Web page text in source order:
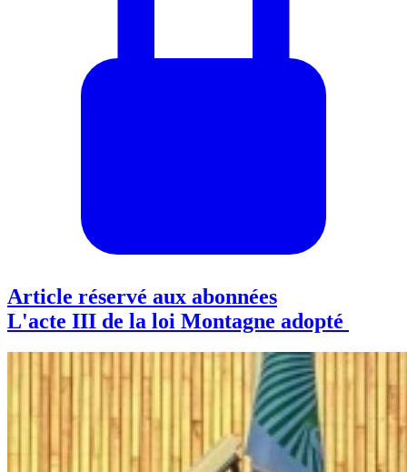
Article réservé aux abonnées
L'acte III de la loi Montagne adopté